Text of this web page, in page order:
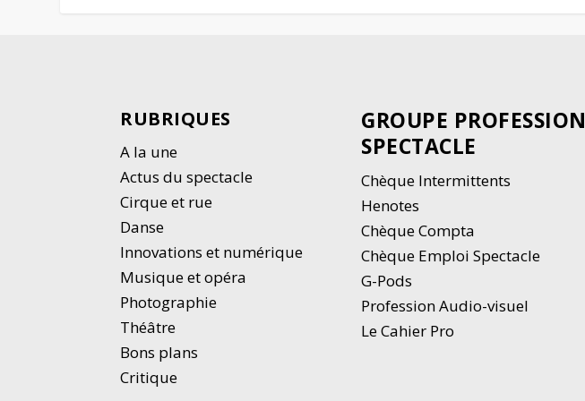
RUBRIQUES
A la une
Actus du spectacle
Cirque et rue
Danse
Innovations et numérique
Musique et opéra
Photographie
Théâtre
Bons plans
Critique
GROUPE PROFESSION
SPECTACLE
Chèque Intermittents
Henotes
Chèque Compta
Chèque Emploi Spectacle
G-Pods
Profession Audio-visuel
Le Cahier Pro